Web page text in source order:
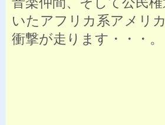
いたアフリカ系アメリ
衝撃が走ります・・・。